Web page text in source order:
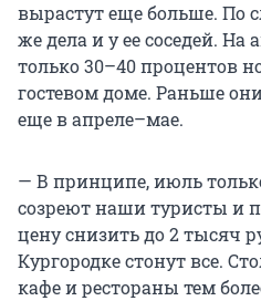
вырастут еще больше. По
же дела и у ее соседей. На
только 30–40 процентов
гостевом доме. Раньше
еще в апреле–мае.
— В принципе, июль
созреют наши туристы и
цену снизить до 2 тысяч
Кургородке стонут все.
кафе и рестораны тем